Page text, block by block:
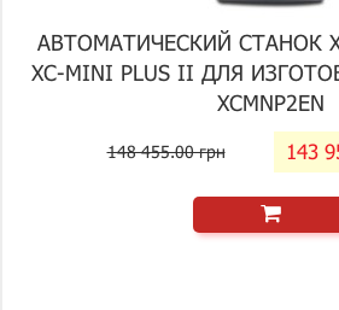
АВТОМАТИЧЕСКИЙ СТАНОК
XC-MINI PLUS II ДЛЯ
XCMNP2EN
148 455.00 грн 143